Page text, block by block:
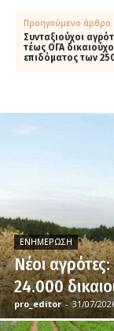
Προηγούμενο άρθρο
Συνταξιούχοι
τέως ΟΓΑ
επιδόματος των
ΕΝΗΜΈΡΩΣΗ
Νέοι
24.000
pro_editor - 31/07/